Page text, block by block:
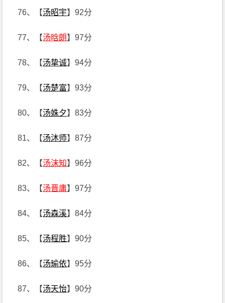
76、【汤昭宇】92分
77、【汤晗朗】97分
78、【汤挚诚】94分
79、【汤楚富】93分
80、【汤姝夕】83分
81、【汤沐师】87分
82、【汤沫知】96分
83、【汤晋庸】97分
84、【汤森溪】84分
85、【汤程胜】90分
86、【汤瑜依】95分
87、【汤天怡】90分